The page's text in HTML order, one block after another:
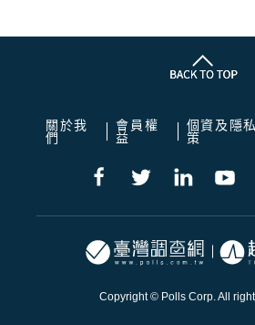
關於我
們
會員權
益
個資及隱
策
Copyright © Polls Corp. All